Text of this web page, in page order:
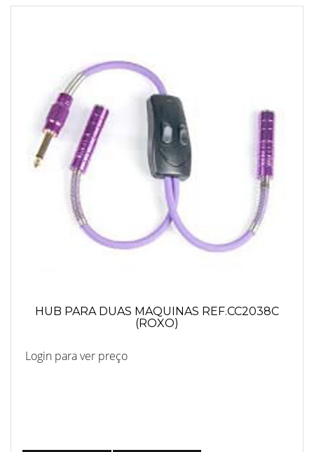
HUB PARA DUAS MAQUINAS REF.CC2038C
(ROXO)
Login para ver preço